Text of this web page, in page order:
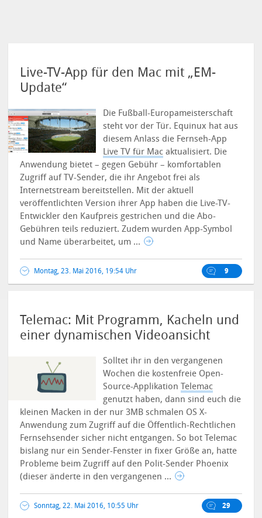
Live-TV-App für den Mac mit „EM-
Update“
Die Fußball-Europameisterschaft
steht vor der Tür. Equinux hat aus
diesem Anlass die Fernseh-App
Live TV für Mac aktualisiert. Die
Anwendung bietet – gegen Gebühr – komfortablen
Zugriff auf TV-Sender, die ihr Angebot frei als
Internetstream bereitstellen. Mit der aktuell
veröffentlichten Version ihrer App haben die Live-TV-
Entwickler den Kaufpreis gestrichen und die Abo-
Gebühren teils reduziert. Zudem wurden App-Symbol
und Name überarbeitet, um ...
Montag, 23. Mai 2016, 19:54 Uhr 9
Telemac: Mit Programm, Kacheln und
einer dynamischen Videoansicht
Solltet ihr in den vergangenen
Wochen die kostenfreie Open-
Source-ApplikationTelemac
genutzt haben, dann sind euch die
kleinen Macken in der nur 3MB schmalen OS X-
Anwendung zum Zugriff auf die Öffentlich-Rechtlichen
Fernsehsender sicher nicht entgangen.So bot Telemac
bislang nur ein Sender-Fenster in fixer Größe an, hatte
Probleme beim Zugriff auf den Polit-Sender Phoenix
(dieser änderte in den vergangenen ...
Sonntag, 22. Mai 2016, 10:55 Uhr 29